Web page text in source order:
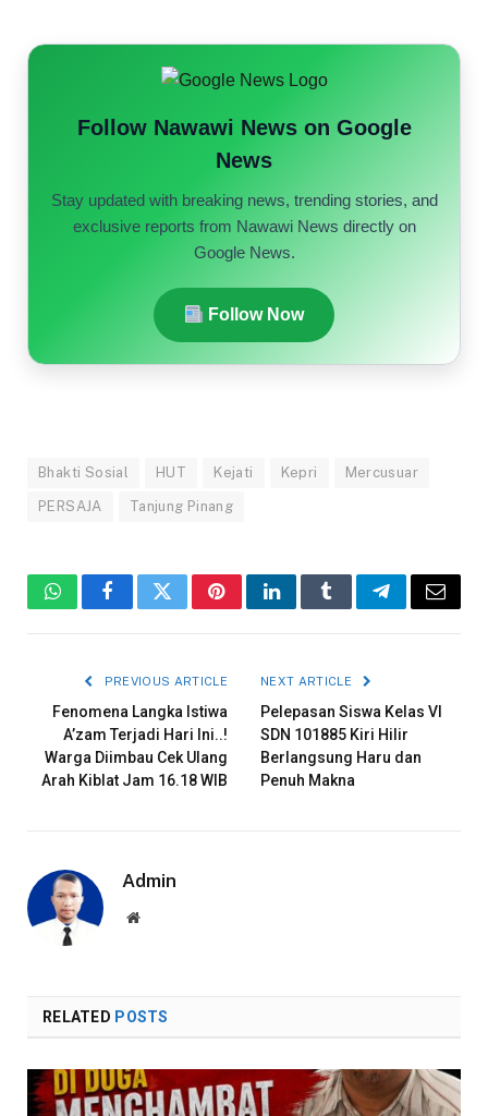
Follow Nawawi News on Google
News
Stay updated with breaking news, trending stories, and
exclusive reports from Nawawi News directly on
Google News.
Follow Now
Bhakti Sosial HUT Kejati Kepri Mercusuar
PERSAJA Tanjung Pinang
WhatsAppFacebookTwitterPinterestLinkedInTumblrTelegramEmail
PREVIOUS ARTICLE
Fenomena Langka Istiwa
A’zam Terjadi Hari Ini..!
Warga Diimbau Cek Ulang
Arah Kiblat Jam 16.18 WIB
NEXT ARTICLE
Pelepasan Siswa Kelas VI
SDN 101885 Kiri Hilir
Berlangsung Haru dan
Penuh Makna
Admin
Website
RELATED POSTS